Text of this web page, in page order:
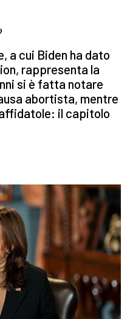
a cui Biden ha dato
rappresenta la
si è fatta notare
abortista, mentre
il capitolo